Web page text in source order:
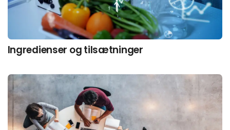
Ingredienser og tilsætninger